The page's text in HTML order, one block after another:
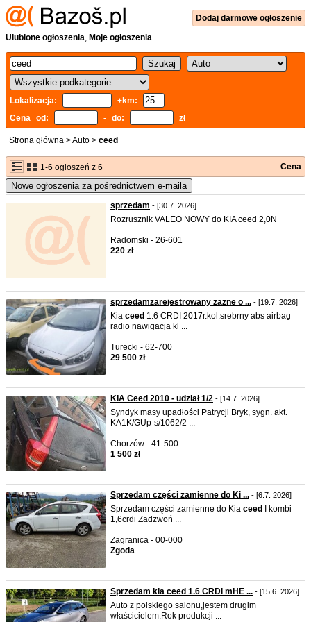
Dodaj darmowe ogłoszenie
Ulubione ogłoszenia, Moje ogłoszenia
Lokalizacja:
+km:
Cena od:
- do: zł
Strona główna >Auto > ceed
1-6 ogłoszeń z 6 Cena
Nowe ogłoszenia za pośrednictwem e-maila
sprzedam - [30.7. 2026]
Rozrusznik VALEO NOWY do KIA ceed 2,0N
Radomski - 26-601
220 zł
sprzedamzarejestrowany zazne o ... - [19.7. 2026]
Kia ceed 1.6 CRDI 2017r.kol.srebrny abs airbag
radio nawigacja kl ...
Turecki - 62-700
29 500 zł
KIA Ceed 2010 - udział 1/2 - [14.7. 2026]
Syndyk masy upadłości Patrycji Bryk, sygn. akt.
KA1K/GUp-s/1062/2 ...
Chorzów - 41-500
1 500 zł
Sprzedam części zamienne do Ki ... - [6.7. 2026]
Sprzedam części zamienne do Kia ceed
I kombi
1,6crdi Zadzwoń ...
Zagranica - 00-000
Zgoda
Sprzedam kia ceed 1.6 CRDi mHE ... - [15.6. 2026]
Auto z polskiego salonu,jestem drugim
właścicielem.Rok produkcji ...